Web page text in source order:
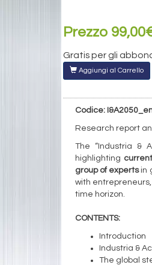
Prezzo
Gratis per gli
Aggiungi al Carrello
Codice:
Research report
The “Industria &
highlighting
group of experts in
with
time horizon.
CONTENTS:
Introduction
Industria &
The global